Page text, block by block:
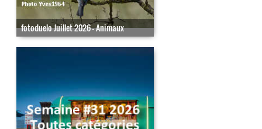
fotoduelo Juillet 2026 - Animaux